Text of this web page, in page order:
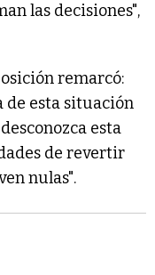
las decisiones",
remarcó:
de esta situación
esta
de revertir
nulas".